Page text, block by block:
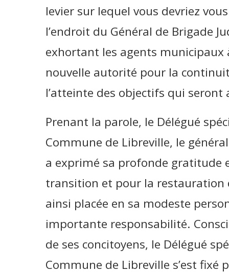
levier sur lequel vous devriez
l’endroit du Général de Brigade
exhortant les agents municipaux
nouvelle autorité pour la
l’atteinte des objectifs qui seront
Prenant la parole, le Délégué
Commune de Libreville, le général
a exprimé sa profonde gratitude
transition et pour la restauration
ainsi placée en sa modeste
importante responsabilité.
de ses concitoyens, le Délégué
Commune de Libreville s’est